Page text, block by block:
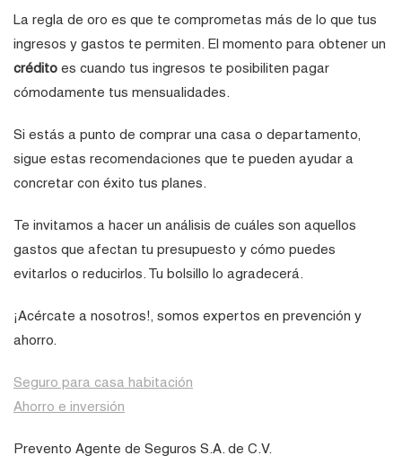
La regla de oro es que te comprometas más de lo que tus
ingresos y gastos te permiten. El momento para obtener un
crédito es cuando tus ingresos te posibiliten pagar
cómodamente tus mensualidades.
Si estás a punto de comprar una casa o departamento,
sigue estas recomendaciones que te pueden ayudar a
concretar con éxito tus planes.
Te invitamos a hacer un análisis de cuáles son aquellos
gastos que afectan tu presupuesto y cómo puedes
evitarlos o reducirlos. Tu bolsillo lo agradecerá.
¡Acércate a nosotros!, somos expertos en prevención y
ahorro.
Seguro para casa habitación
Ahorro e inversión
Prevento Agente de Seguros S.A. de C.V.